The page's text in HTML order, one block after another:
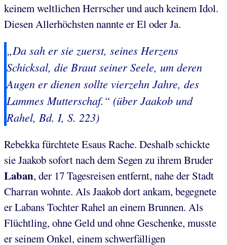
keinem weltlichen Herrscher und auch keinem Idol.
Diesen Allerhöchsten nannte er El oder Ja.
„Da sah er sie zuerst, seines Herzens
Schicksal, die Braut seiner Seele, um deren
Augen er dienen sollte vierzehn Jahre, des
Lammes Mutterschaf.“ (über Jaakob und
Rahel, Bd. I, S. 223)
Rebekka fürchtete Esaus Rache. Deshalb schickte
sie Jaakob sofort nach dem Segen zu ihrem Bruder
Laban, der 17 Tagesreisen entfernt, nahe der Stadt
Charran wohnte. Als Jaakob dort ankam, begegnete
er Labans Tochter Rahel an einem Brunnen. Als
Flüchtling, ohne Geld und ohne Geschenke, musste
er seinem Onkel, einem schwerfälligen